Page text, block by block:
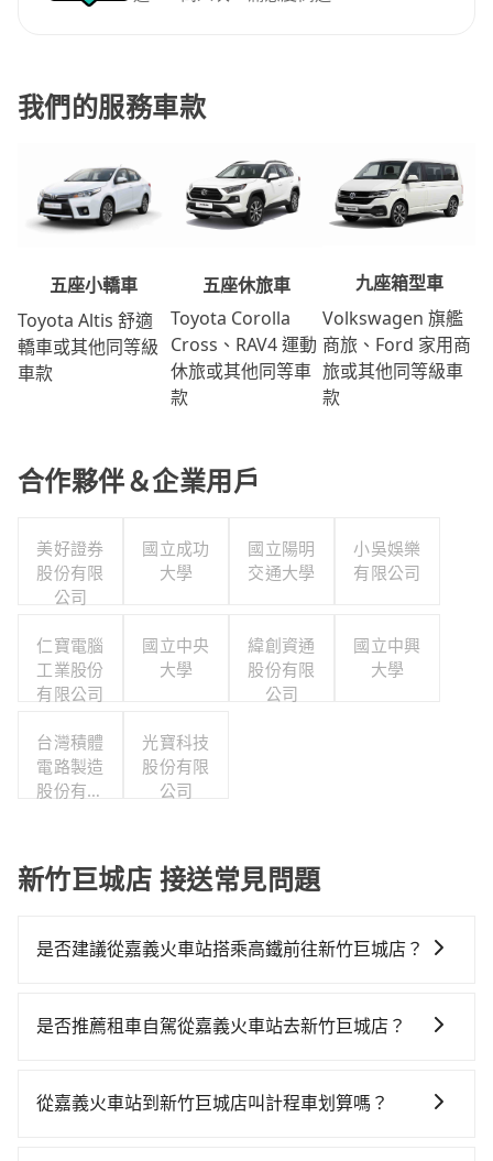
我們的服務車款
五座小轎車
Toyota Altis 舒適
轎車或其他同等級
車款
五座休旅車
Toyota Corolla
Cross、RAV4 運動
休旅或其他同等車
款
九座箱型車
Volkswagen 旗艦
商旅、Ford 家用商
旅或其他同等級車
款
合作夥伴＆企業用戶
美好證券
股份有限
公司
國立成功
大學
國立陽明
交通大學
小吳娛樂
有限公司
仁寶電腦
工業股份
有限公司
國立中央
大學
緯創資通
股份有限
公司
國立中興
大學
台灣積體
電路製造
股份有限
光寶科技
股份有限
公司
新竹巨城店 接送常見問題
是否建議從嘉義火車站搭乘高鐵前往新竹巨城店？
適、省時、較貴！從最早06:48一直到22:32，嘉義-新竹
400元、車程約23分鐘。抵達高鐵站後，步行進站、現
是否推薦租車自駕從嘉義火車站去新竹巨城店？
時不需要閉目養神（因為要自己開車），最重要的是你
從嘉義火車站到新竹巨城店叫計程車划算嗎？